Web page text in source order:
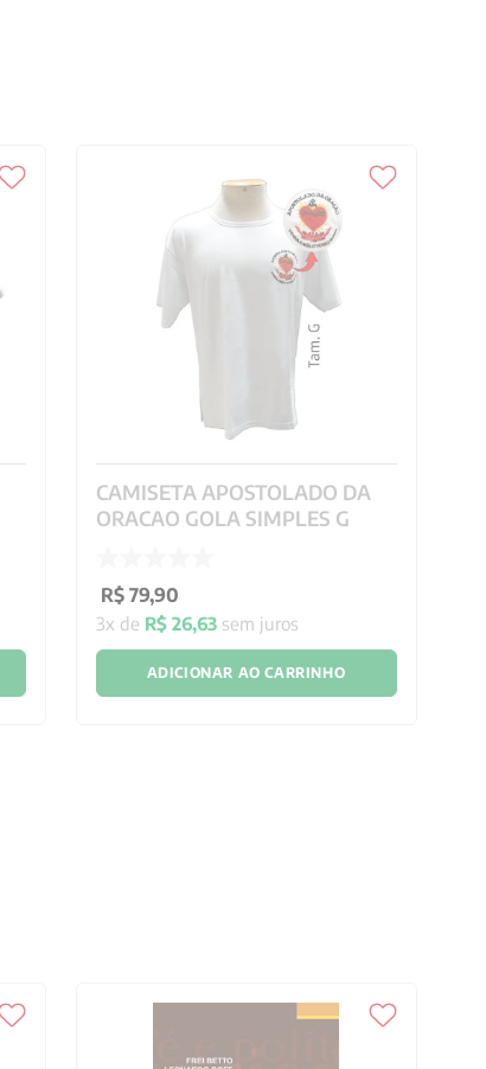
CAMISETA APOSTOLADO DA
ORACAO GOLA SIMPLES G
R$ 79,90
3x de R$ 26,63sem juros
ADICIONAR AO CARRINHO